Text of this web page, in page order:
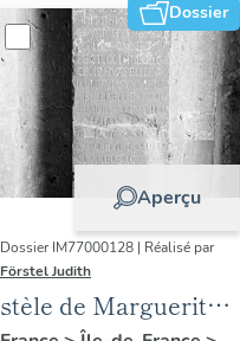
Dossier
Aperçu
Dossier IM77000128 | Réalisé par
Förstel Judith
stèle de Marguerite